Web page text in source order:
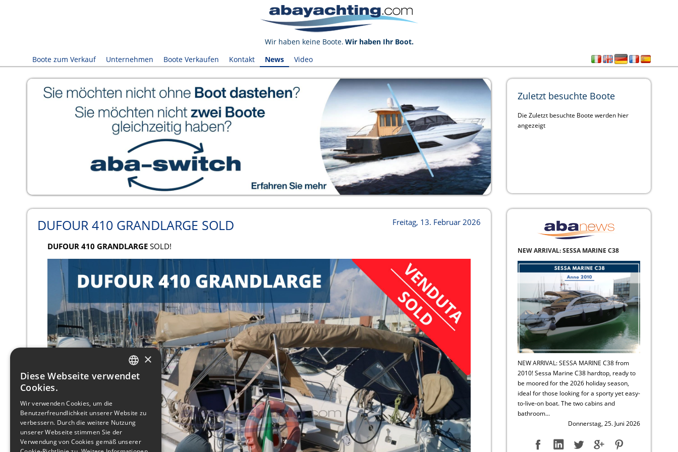
Wir haben keine Boote. Wir haben Ihr Boot.
Boote zum Verkauf
Unternehmen Boote Verkaufen Kontakt News Video
Freitag, 13. Februar 2026
DUFOUR 410 GRANDLARGE SOLD
DUFOUR 410 GRANDLARGESOLD!
Zuletzt besuchte Boote
Die Zuletzt besuchte Boote werden hier
angezeigt
NEW ARRIVAL: SESSA MARINE C38
NEW ARRIVAL: SESSA MARINE C38 from
2010! Sessa Marine C38 hardtop, ready to
be moored for the 2026 holiday season,
ideal for those looking for a sporty yet easy-
to-live-on boat. The two cabins and
bathroom...
Donnerstag, 25. Juni 2026
ITALIAN
FRENCH
SPANISH
×
Diese Webseite verwendet
Cookies.
Wir verwenden Cookies, um die
Benutzerfreundlichkeit unserer Website zu
verbessern. Durch die weitere Nutzung
unserer Webseite stimmen Sie der
Verwendung von Cookies gemäß unserer